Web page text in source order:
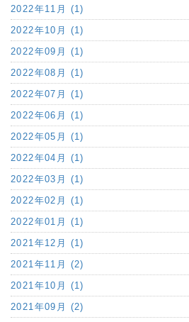
2022年11月 (1)
2022年10月 (1)
2022年09月 (1)
2022年08月 (1)
2022年07月 (1)
2022年06月 (1)
2022年05月 (1)
2022年04月 (1)
2022年03月 (1)
2022年02月 (1)
2022年01月 (1)
2021年12月 (1)
2021年11月 (2)
2021年10月 (1)
2021年09月 (2)